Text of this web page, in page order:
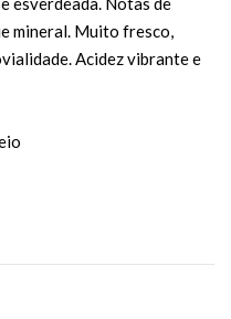
mineral. Muito fresco,
Acidez vibrante e